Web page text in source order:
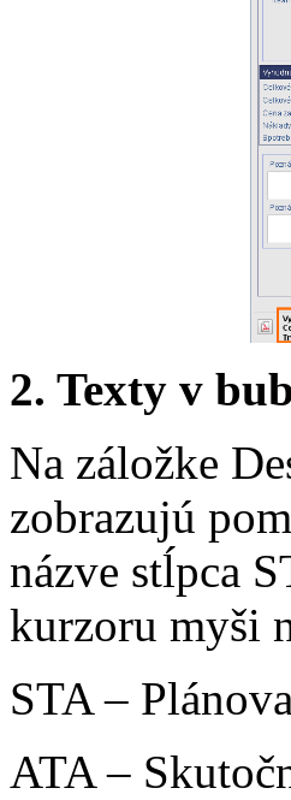
2. Texty v
Na záložke
zobrazujú
názve stĺpca
kurzoru myši
STA –
ATA –